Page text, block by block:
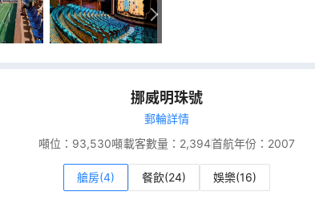
挪威明珠號
郵輪詳情
噸位： 93,530噸載客數量： 2,394首航年份： 2007
艙房(4) 餐飲(24) 娛樂(16)